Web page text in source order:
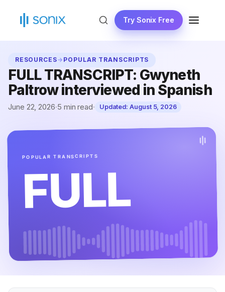
content
Try Sonix Free MENU
RESOURCES→ POPULAR TRANSCRIPTS
FULL TRANSCRIPT: Gwyneth
Paltrow interviewed in Spanish
June 22, 2026·5 min read· Updated:August 5, 2026
POPULAR TRANSCRIPTS
FULL